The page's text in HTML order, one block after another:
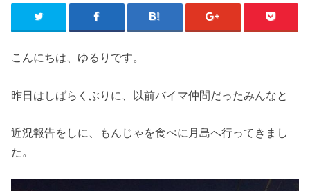
こんにちは、ゆるりです。
昨日はしばらくぶりに、以前バイマ仲間だったみんなと
近況報告をしに、もんじゃを食べに月島へ行ってきまし
た。